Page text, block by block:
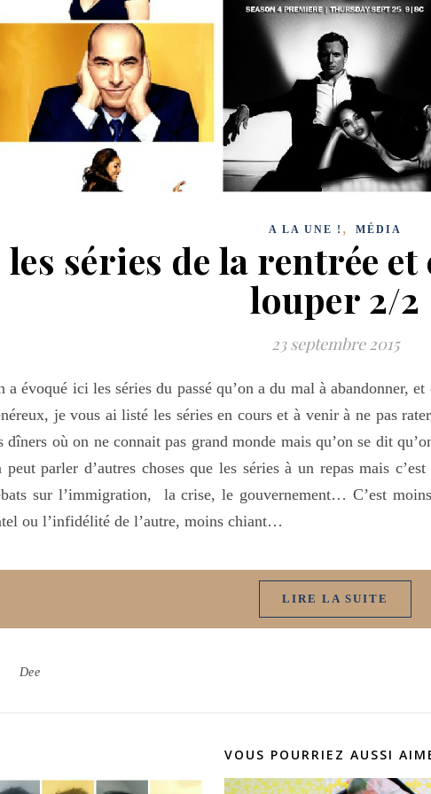
A LA UNE ! , MÉDIA
les séries de la rentrée et
louper 2/2
23 septembre 2015
a évoqué ici les séries du passé qu’on a du mal à abandonner,
je vous ai listé les séries en cours et à venir à ne pas
dîners où on ne connait pas grand monde mais qu’on se dit
peut parler d’autres choses que les séries à un repas mais
sur l’immigration, la crise, le gouvernement… C’est
ou l’infidélité de l’autre, moins chiant…
LIRE LA SUITE
Dee
VOUS POURRIEZ AUSSI